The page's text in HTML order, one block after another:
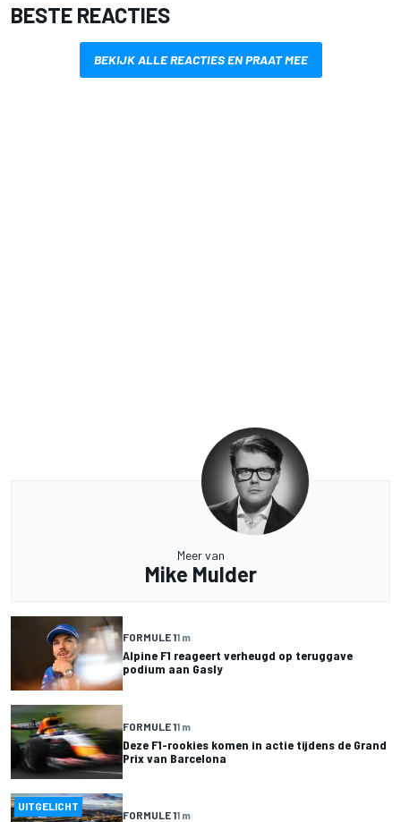
BESTE REACTIES
BEKIJK ALLE REACTIES EN PRAAT MEE
Meer van
Mike Mulder
FORMULE 11 m
Alpine F1 reageert verheugd op teruggave
podium aan Gasly
FORMULE 11 m
Deze F1-rookies komen in actie tijdens de Grand
Prix van Barcelona
UITGELICHT
FORMULE 11 m